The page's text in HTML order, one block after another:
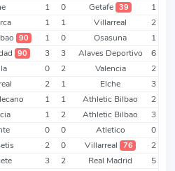
1 0 Getafe 39 1
1 1 Villarreal 2
90 1 0 Osasuna 1
90 3 3 Alaves Deportivo 6
0 2 Valencia 2
2 1 Elche 3
1 1 Athletic Bilbao 2
1 2 Athletic Bilbao 3
0 0 Atletico 0
2 0 Villarreal 76 2
3 2 Real Madrid 5